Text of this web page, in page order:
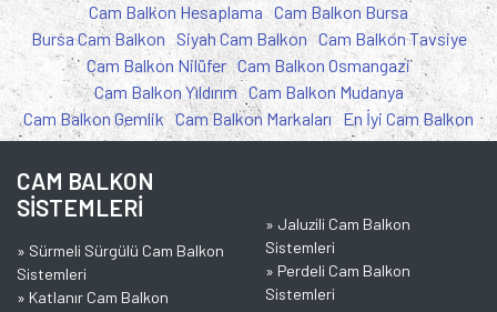
Cam Balkon Hesaplama Cam Balkon Bursa
Bursa Cam Balkon
Siyah Cam Balkon Cam Balkon Tavsiye
Cam Balkon Nilüfer Cam Balkon Osmangazi
Cam Balkon Yıldırım Cam Balkon Mudanya
Cam Balkon Gemlik Cam Balkon Markaları En İyi Cam Balkon
CAM BALKON
SİSTEMLERİ
» Sürmeli Sürgülü Cam Balkon
Sistemleri
» Katlanır Cam Balkon
» Jaluzili Cam Balkon
Sistemleri
» Perdeli Cam Balkon
Sistemleri